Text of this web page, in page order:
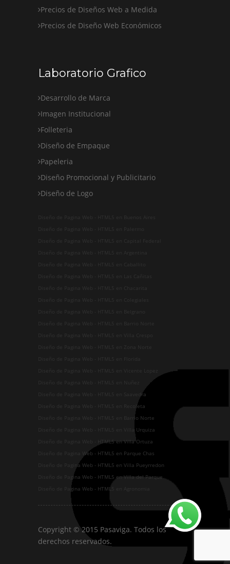
Precios de Diseños Web a Medida
Precios de Diseño Web Económicos
Laboratorio Grafico
Desarrollo de Marca
Imagen Institucional
Folleteria
Diseño de Empaque
Papeleria
Diseño Promocional y Publicitario
Diseño de Logo
Diseño de Pagina Web - HTML5 en Buenos Aires
Diseño de Pagina Web - HTML5 en Palermo
Diseño de Pagina Web - HTML5 en Capital Federal
Diseño de Pagina Web - HTML5 en Argentina
Diseño de Pagina Web - HTML5 en Caballito
Diseño de Pagina Web - HTML5 en Las Cañitas
Diseño de Pagina Web - HTML5 en Chacarita
Diseño de Pagina Web - HTML5 en Colegiales
Diseño de Pagina Web - HTML5 en Belgrano
Diseño de Pagina Web - HTML5 en Barrio Norte
Diseño de Pagina Web - HTML5 en Villa Crespo
Diseño de Pagina Web - HTML5 en Zona Norte
Diseño de Pagina Web - HTML5 en Florida
Diseño de Pagina Web - HTML5 en Vicente Lopez
Diseño de Pagina Web - HTML5 en Nuñez
Diseño de Pagina Web - HTML5 en Saavedra
Diseño de Pagina Web - HTML5 en Recoleta
Diseño de Pagina Web - HTML5 en Barrio Norte
Diseño de Pagina Web - HTML5 en Villa Urquiza
Diseño de Pagina Web - HTML5 en Villa Ortuza
Diseño de Pagina Web - HTML5 en Parque Chas
Diseño de Pagina Web - HTML5 en Villa Pueyrredon
Diseño de Pagina Web - HTML5 en Villa del Parque
Diseño de Pagina Web - HTML5 en Agronomia
Copyright © 2015 Pasaviga. Todos los
derechos reservados.